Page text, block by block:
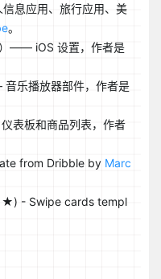
息应用、旅行应用、美
。
—— iOS 设置，作者是
乐播放器部件，作者是
表板和商品列表，作者
from Dribble by Marc
- Swipe cards templ